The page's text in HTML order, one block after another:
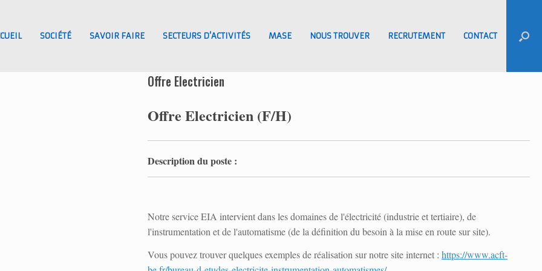
SOCIÉTÉ SAVOIR FAIRE SECTEURS D’ACTIVITÉS MASE NOUS TROUVER RECRUTEMENT CONTACT
Offre Electricien
Offre Electricien (F/H)
Description du poste :
Notre service EIA intervient dans les domaines de l'électricité (industrie et tertiaire), de
l'instrumentation et de l'automatisme (de la définition du besoin à la mise en route sur site).
Vous pouvez trouver quelques exemples de réalisation sur notre site internet : https://www.acft-